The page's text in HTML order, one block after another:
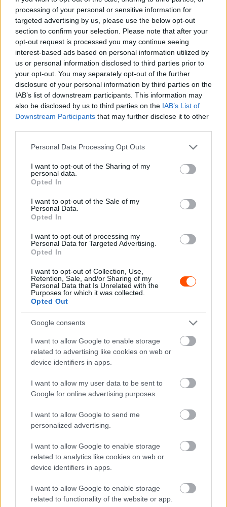
processing of your personal or sensitive information for
targeted advertising by us, please use the below opt-out
section to confirm your selection. Please note that after your
opt-out request is processed you may continue seeing
interest-based ads based on personal information utilized by
us or personal information disclosed to third parties prior to
your opt-out. You may separately opt-out of the further
disclosure of your personal information by third parties on the
IAB’s list of downstream participants. This information may
also be disclosed by us to third parties on the IAB’s List of
Downstream Participants that may further disclose it to other
Please note that this website/app uses one or more Google
not limited to your visit or usage behaviour. You may click to
grant or deny consent to Google and its third-party tags to
use your data for below specified purposes in below Google
consent section.
Personal Data Processing Opt Outs
I want to opt-out of the Sharing of my
personal data.
Opted In
I want to opt-out of the Sale of my
Personal Data.
Opted In
I want to opt-out of processing my
Personal Data for Targeted Advertising.
Opted In
I want to opt-out of Collection, Use,
Retention, Sale, and/or Sharing of my
Personal Data that Is Unrelated with the
Purposes for which it was collected.
Opted Out
Google consents
I want to allow Google to enable storage
related to advertising like cookies on web or
device identifiers in apps.
I want to allow my user data to be sent to
Google for online advertising purposes.
I want to allow Google to send me
personalized advertising.
I want to allow Google to enable storage
related to analytics like cookies on web or
device identifiers in apps.
I want to allow Google to enable storage
related to functionality of the website or app.
UTÁNPÓTLÁS
Molnár Martin Silverstone-ban közelebb
került az újonc értékelés első helyéhez
Molnár Martin Silverstone-ban üldözi
Majer Dániel - 2024. szeptember 20.
Már 20 trófeánál tart Molnár Martin a brit
2024. augusztus 26.